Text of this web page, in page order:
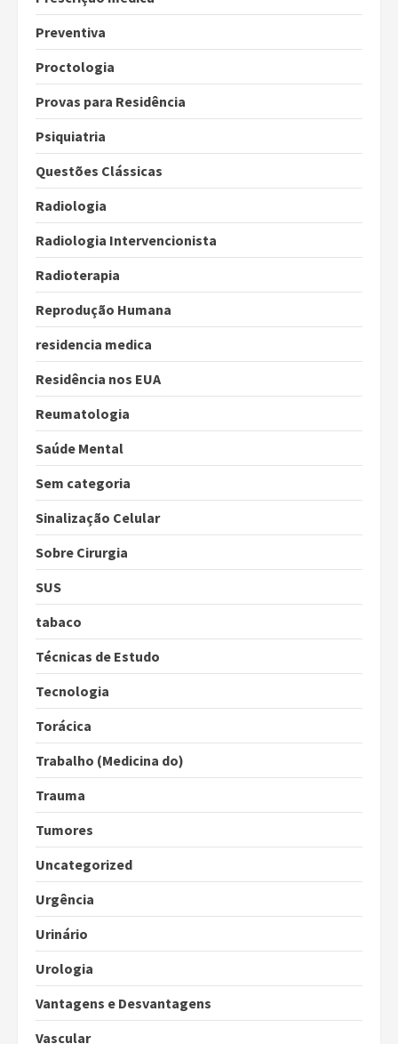
Preventiva
Proctologia
Provas para Residência
Psiquiatria
Questões Clássicas
Radiologia
Radiologia Intervencionista
Radioterapia
Reprodução Humana
residencia medica
Residência nos EUA
Reumatologia
Saúde Mental
Sem categoria
Sinalização Celular
Sobre Cirurgia
SUS
tabaco
Técnicas de Estudo
Tecnologia
Torácica
Trabalho (Medicina do)
Trauma
Tumores
Uncategorized
Urgência
Urinário
Urologia
Vantagens e Desvantagens
Vascular